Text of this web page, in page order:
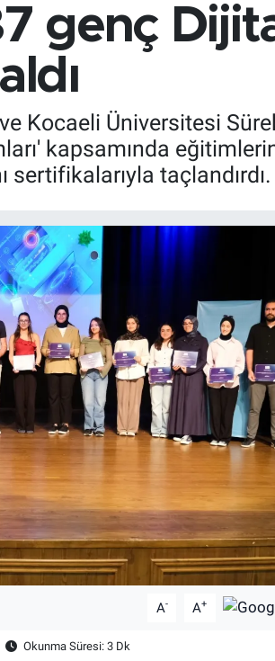
genç
Kocaeli Üniversitesi
kapsamında
sertifikalarıyla taçlandırdı.
A- A+
Okunma Süresi: 3 Dk